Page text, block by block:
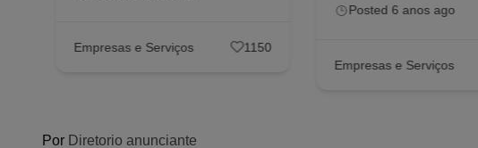
Empresas e Serviços 1150
Posted 6 anos ago
Empresas e Serviços
Por Diretorio anunciante